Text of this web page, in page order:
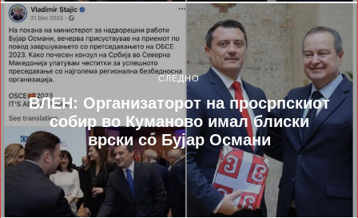
СЛЕДНО
ВЛЕН: Организаторот на просрпскиот
собир во Куманово имал блиски
врски со Бујар Османи